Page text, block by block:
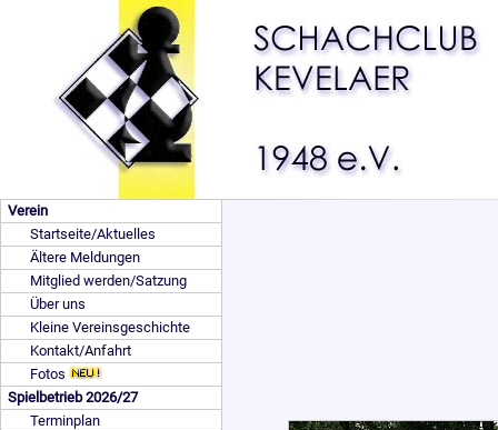
Verein
Startseite/Aktuelles
Ältere Meldungen
Mitglied werden/Satzung
Über uns
Kleine Vereinsgeschichte
Kontakt/Anfahrt
Fotos
Spielbetrieb 2026/27
Terminplan